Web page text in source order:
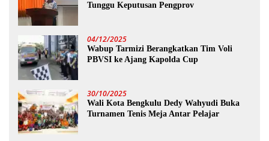
Tunggu Keputusan Pengprov
04/12/2025
Wabup Tarmizi Berangkatkan Tim Voli
PBVSI ke Ajang Kapolda Cup
30/10/2025
Wali Kota Bengkulu Dedy Wahyudi Buka
Turnamen Tenis Meja Antar Pelajar